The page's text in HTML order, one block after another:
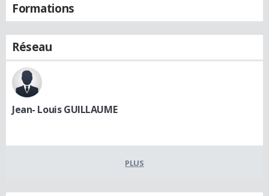
Formations
Réseau
Jean- Louis GUILLAUME
PLUS